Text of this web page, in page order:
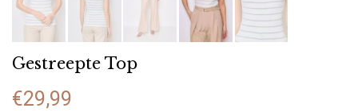
Gestreepte Top
€29,99